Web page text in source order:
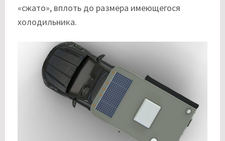
«сжато», вплоть до размера имеющегося
холодильника.